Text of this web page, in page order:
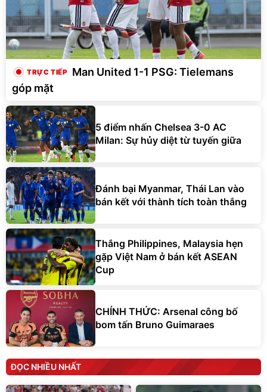
Man United 1-1 PSG: Tielemans
góp mặt
5 điểm nhấn Chelsea 3-0 AC
Milan: Sự hủy diệt từ tuyến giữa
Đánh bại Myanmar, Thái Lan vào
bán kết với thành tích toàn thắng
Thắng Philippines, Malaysia hẹn
gặp Việt Nam ở bán kết ASEAN
Cup
CHÍNH THỨC: Arsenal công bố
bom tấn Bruno Guimaraes
ĐỌC NHIỀU NHẤT